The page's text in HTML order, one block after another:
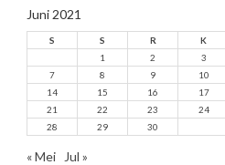
Juni 2021
S S R K
1
2 3
7
8 9 10
14
15 16 17
21
22 23 24
28
29 30
« Mei Jul »